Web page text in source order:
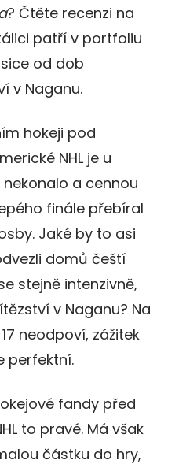
? Čtěte recenzi na
patří v portfoliu
od dob
v Naganu.
hokeji pod
NHL je u
nekonalo a cennou
finále přebíral
Jaké by to asi
domů čeští
stejně intenzivně,
v Naganu? Na
neodpoví, zážitek
perfektní.
fandy před
to pravé. Má však
částku do hry,